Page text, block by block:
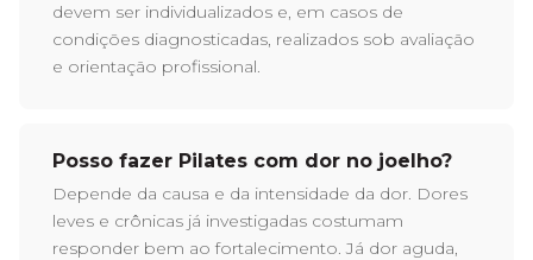
devem ser individualizados e, em casos de
condições diagnosticadas, realizados sob avaliação
e orientação profissional.
Posso fazer Pilates com dor no joelho?
Depende da causa e da intensidade da dor. Dores
leves e crônicas já investigadas costumam
responder bem ao fortalecimento. Já dor aguda,